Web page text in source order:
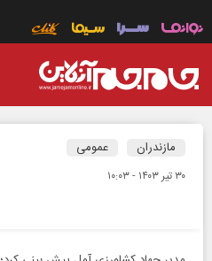
مازندران عمومی
۳۰ تير ۱۴۰۳ - ۱۰:۰۳